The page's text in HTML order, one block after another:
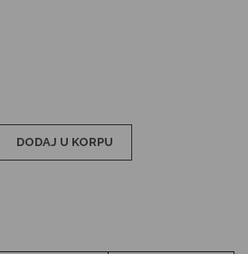
DODAJ U KORPU